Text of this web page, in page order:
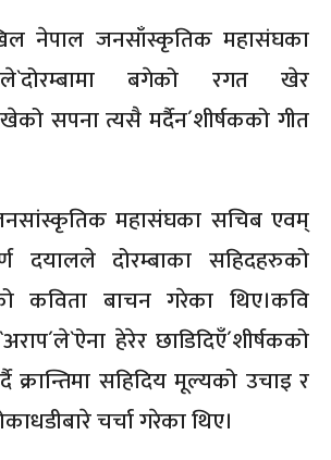
नेपाल जनसाँस्कृतिक महासंघका
बगेको रगत खेर
सपना त्यसै मर्दैन´शीर्षकको गीत
महासंघका सचिब एवम्
दयालले दोरम्बाका सहिदहरुको
कविता बाचन गरेका थिए।कवि
हेरेर छाडिदिएँ´शीर्षकको
क्रान्तिमा सहिदिय मूल्यको उचाइ र
चर्चा गरेका थिए।